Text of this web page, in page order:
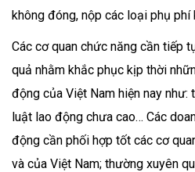
không đóng, nộp các loại phụ phí
Các cơ quan chức năng cần tiếp
quả nhằm khắc phục kịp thời
động của Việt Nam hiện nay
luật lao động chưa cao… Các
động cần phối hợp tốt các cơ
và của Việt Nam; thường xuyên